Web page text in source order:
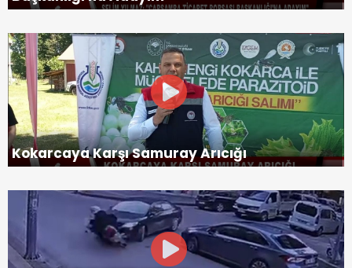
Kokarcaya Karşı Samuray Arıcığı